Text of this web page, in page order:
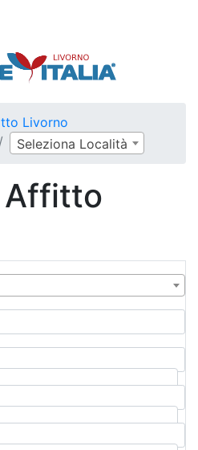
Livorno
Seleziona Località
Affitto